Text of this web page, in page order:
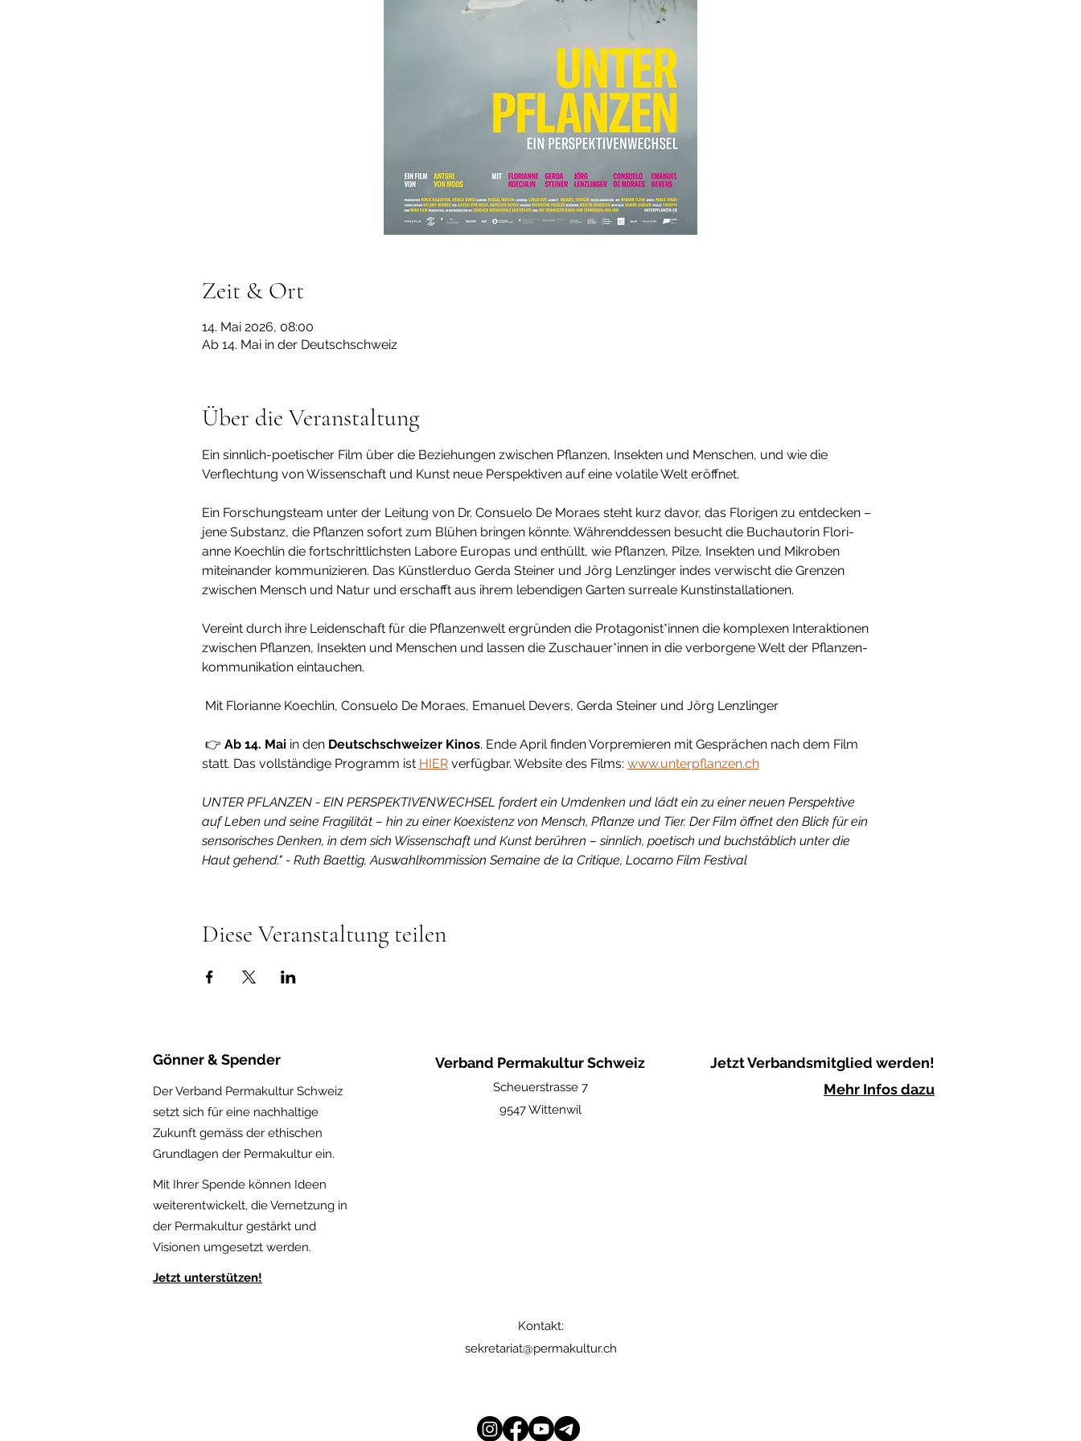
Zeit & Ort
14. Mai 2026, 08:00
Ab 14. Mai in der Deutschschweiz
Über die Veranstaltung
Ein sinn­lich-poeti­scher Film über die Bezie­hungen zwischen Pflanzen, Insekten und Menschen, und wie die
Verflech­tung von Wissen­schaft und Kunst neue Perspek­tiven auf eine vola­tile Welt eröffnet.
Ein Forschungs­team unter der Leitung von Dr. Consuelo De Moraes steht kurz davor, das Florigen zu entde­cken –
jene Substanz, die Pflanzen sofort zum Blühen bringen könnte. Während­dessen besucht die Buch­au­torin Flori­
anne Koechlin die fort­s­chritt­lichsten Labore Europas und enthüllt, wie Pflanzen, Pilze, Insekten und Mikroben
mitein­ander kommu­ni­zieren. Das Künstlerduo Gerda Steiner und Jörg Lenz­linger indes verwischt die Grenzen
zwischen Mensch und Natur und erschafft aus ihrem leben­digen Garten surreale Kuns­t­in­stal­la­ti­onen.
Vereint durch ihre Leiden­schaft für die Pflan­zen­welt ergründen die Prot­ago­nist*innen die komplexen Inter­ak­ti­onen
zwischen Pflanzen, Insekten und Menschen und lassen die Zuschau­e­r*innen in die verbor­gene Welt der Pflan­zen­
kom­mu­ni­ka­tion eintau­chen.
Mit Florianne Koechlin, Consuelo De Moraes, Emanuel Devers, Gerda Steiner und Jörg Lenzlinger
👉 Ab 14. Mai in den Deutschschweizer Kinos. Ende April finden Vorpremieren mit Gesprächen nach dem Film
statt. Das vollständige Programm ist HIER verfügbar. Website des Films: www.unterpflanzen.ch
UNTER PFLANZEN - EIN PERSPEKTIVENWECHSEL fordert ein Umdenken und lädt ein zu einer neuen Perspektive
auf Leben und seine Fragilität – hin zu einer Koexistenz von Mensch, Pflanze und Tier. Der Film öffnet den Blick für ein
sensorisches Denken, in dem sich Wissenschaft und Kunst berühren – sinnlich, poetisch und buchstäblich unter die
Haut gehend." - Ruth Baettig, Auswahlkommission Semaine de la Critique, Locarno Film Festival
Diese Veranstaltung teilen
Gönner & Spender
Der Verband Permakultur Schweiz
setzt sich für eine nachhaltige
Zukunft gemäss der ethischen
Grundlagen der Permakultur ein.
Mit Ihrer Spende können Ideen
weiterentwickelt, die Vernetzung in
der Permakultur gestärkt und
Visionen umgesetzt werden.
Jetzt unterstützen!
Verband Permakultur Schweiz
Scheuerstrasse 7
9547 Wittenwil
Jetzt Verbandsmitglied werden!
Mehr Infos dazu
Kontakt:
sekretariat@permakultur.ch